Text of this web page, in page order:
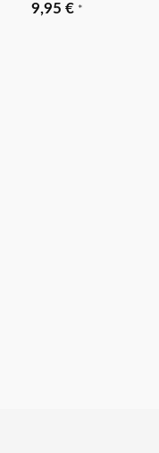
9,95 € *